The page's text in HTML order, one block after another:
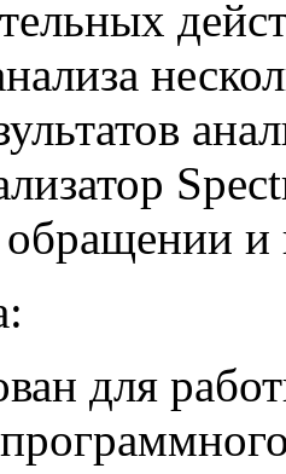
обращении
для